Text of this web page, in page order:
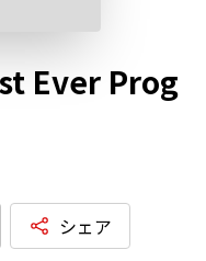
Ever Prog
シェア